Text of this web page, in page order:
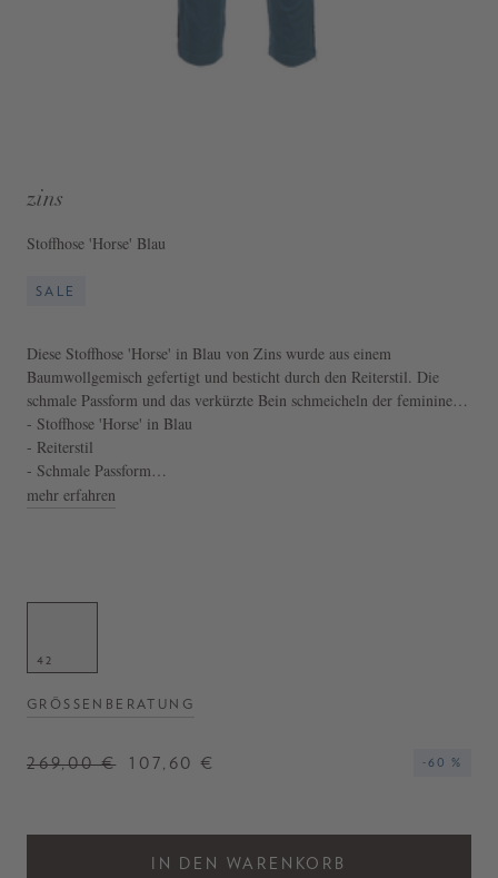
zins
Stoffhose 'Horse' Blau
SALE
Diese Stoffhose 'Horse' in Blau von Zins wurde aus einem
Baumwollgemisch gefertigt und besticht durch den Reiterstil. Die
schmale Passform und das verkürzte Bein schmeicheln der femininen
Silhouette. Patches an den Innenschenkeln und Reißverschlüsse an den
Seiten machen das Design zu einem Highlight.
- Stoffhose 'Horse' in Blau
- Reiterstil
- Schmale Passform
- Verkürztes Bein
mehr erfahren
42
GRÖSSENBERATUNG
269,00 € 107,60 € -60 %
IN DEN WARENKORB